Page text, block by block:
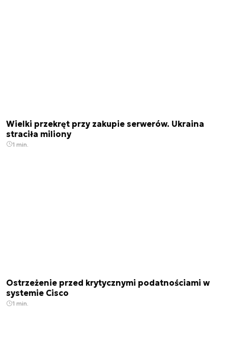
Wielki przekręt przy zakupie serwerów. Ukraina
straciła miliony
1 min.
Ostrzeżenie przed krytycznymi podatnościami w
systemie Cisco
1 min.